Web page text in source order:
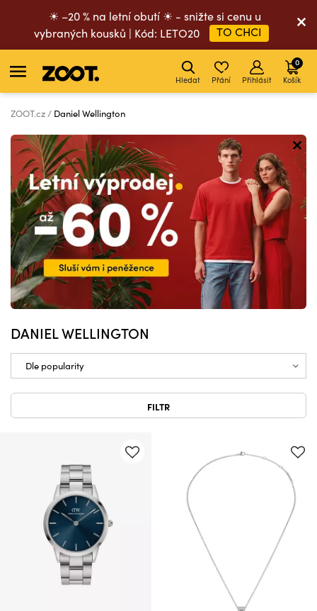
☀ –20 % na letní obutí ☀ - snižte si cenu u
vybraných kousků | Kód: LETO20
TO CHCI
Hledat Přání Přihlásit Košík
0
ZOOT.cz Daniel Wellington
DANIEL WELLINGTON
FILTR